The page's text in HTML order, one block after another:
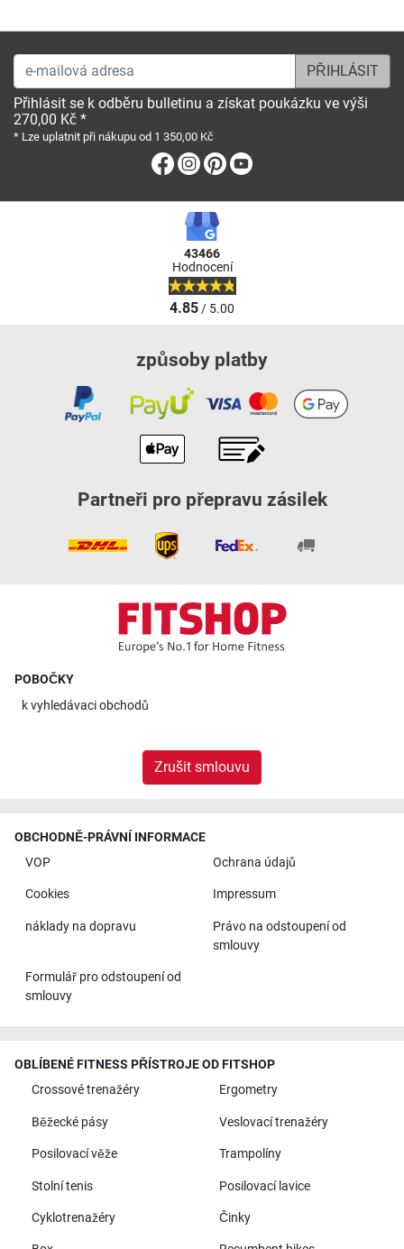
e-mailová adresa
Přihlásit se k odběru bulletinu a získat poukázku ve výši
270,00 Kč *
* Lze uplatnit při nákupu od 1 350,00 Kč
Facebook
Instagram
Pinterest
43466
Hodnocení
4.85/ 5.00
způsoby platby
Partneři pro přepravu zásilek
POBOČKY
kvyhledávaci obchodů
Zrušit smlouvu
OBCHODNĚ-PRÁVNÍ INFORMACE
VOP
Ochrana údajů
Cookies Impressum
náklady na dopravu
Právo na odstoupení od
smlouvy
Formulář pro odstoupení od
smlouvy
OBLÍBENÉ FITNESS PŘÍSTROJE OD FITSHOP
Crossové trenažéry
Ergometry
Běžecké pásy Veslovací trenažéry
Posilovací věže Trampolíny
Stolní tenis Posilovací lavice
Cyklotrenažéry Činky